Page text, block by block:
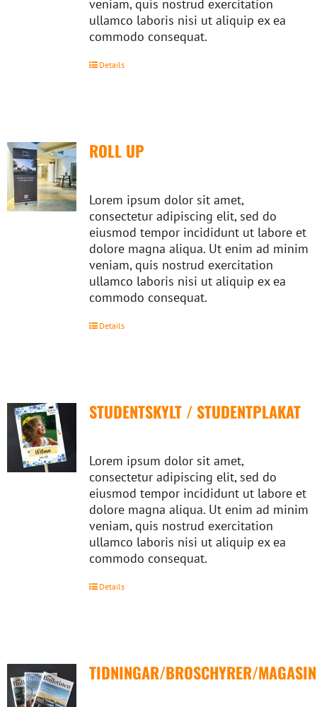
veniam, quis nostrud exercitation
ullamco laboris nisi ut aliquip ex ea
commodo consequat.
Details
ROLL UP
Lorem ipsum dolor sit amet,
consectetur adipiscing elit, sed do
eiusmod tempor incididunt ut labore et
dolore magna aliqua. Ut enim ad minim
veniam, quis nostrud exercitation
ullamco laboris nisi ut aliquip ex ea
commodo consequat.
Details
STUDENTSKYLT / STUDENTPLAKAT
Lorem ipsum dolor sit amet,
consectetur adipiscing elit, sed do
eiusmod tempor incididunt ut labore et
dolore magna aliqua. Ut enim ad minim
veniam, quis nostrud exercitation
ullamco laboris nisi ut aliquip ex ea
commodo consequat.
Details
TIDNINGAR/BROSCHYRER/MAGASIN